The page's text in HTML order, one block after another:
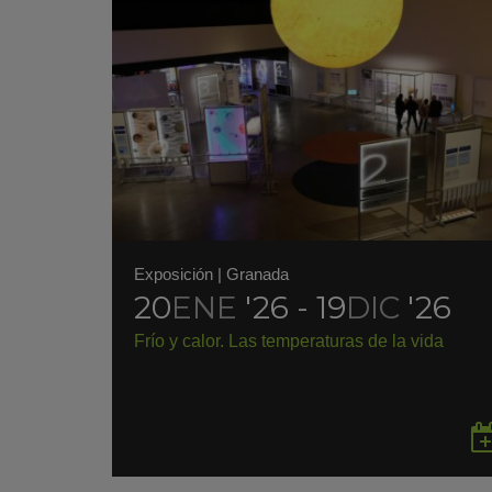
Exposición | Granada
20ENE '26 - 19DIC '26
Frío y calor. Las temperaturas de la vida